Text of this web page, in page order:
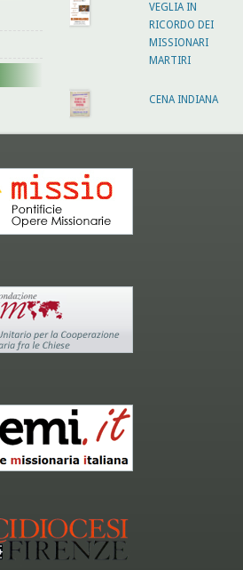
VEGLIA IN
RICORDO DEI
MISSIONARI
MARTIRI
CENA INDIANA